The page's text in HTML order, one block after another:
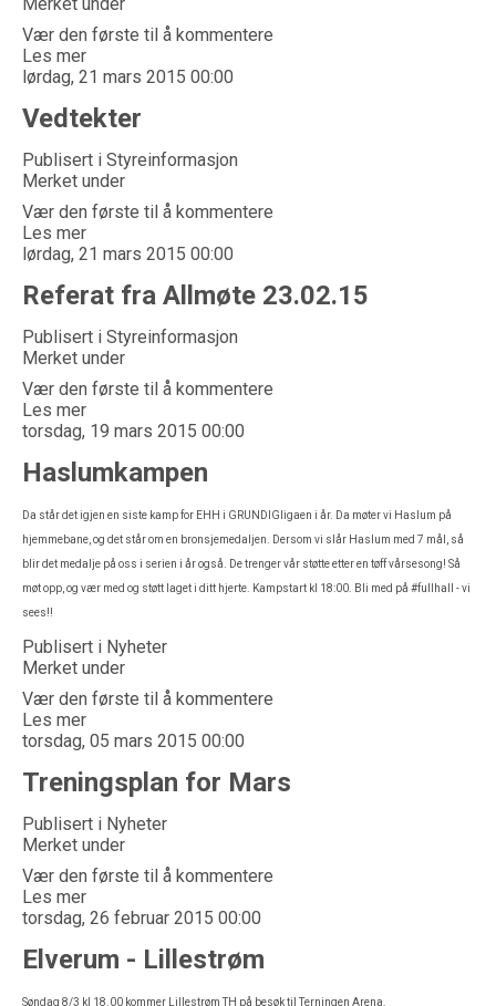
Vær den første til å kommentere
Les mer
lørdag, 21 mars 2015 00:00
Vedtekter
Publisert i Styreinformasjon
Merket under
Vær den første til å kommentere
Les mer
lørdag, 21 mars 2015 00:00
Referat fra Allmøte 23.02.15
Publisert i Styreinformasjon
Merket under
Vær den første til å kommentere
Les mer
torsdag, 19 mars 2015 00:00
Haslumkampen
Da står det igjen en siste kamp for EHH i GRUNDIGligaen i år. Da møter vi Haslum på
hjemmebane, og det står om en bronsjemedaljen. Dersom vi slår Haslum med 7 mål, så
blir det medalje på oss i serien i år også. De trenger vår støtte etter en tøff vårsesong! Så
møt opp, og vær med og støtt laget i ditt hjerte. Kampstart kl 18:00. Bli med på #fullhall - vi
sees!!
Publisert i Nyheter
Merket under
Vær den første til å kommentere
Les mer
torsdag, 05 mars 2015 00:00
Treningsplan for Mars
Publisert i Nyheter
Merket under
Vær den første til å kommentere
Les mer
torsdag, 26 februar 2015 00:00
Elverum - Lillestrøm
Søndag 8/3 kl 18.00 kommer Lillestrøm TH på besøk til Terningen Arena.